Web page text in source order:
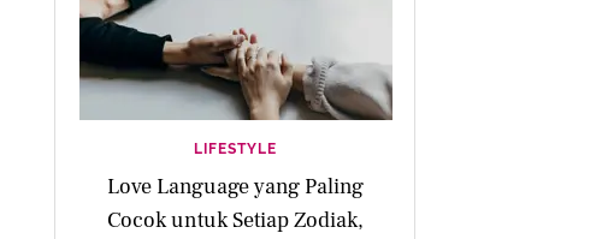
LIFESTYLE
Love Language yang Paling
Cocok untuk Setiap Zodiak,